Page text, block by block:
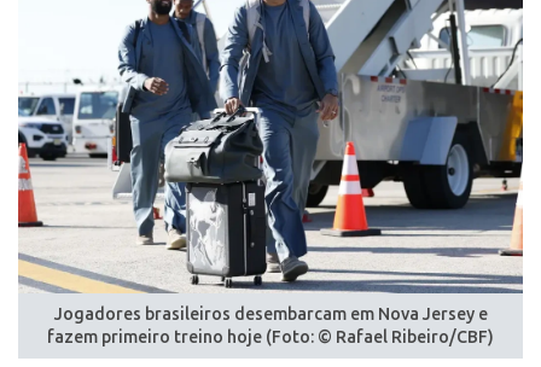
Jogadores brasileiros desembarcam em Nova Jersey e
fazem primeiro treino hoje (Foto: © Rafael Ribeiro/CBF)